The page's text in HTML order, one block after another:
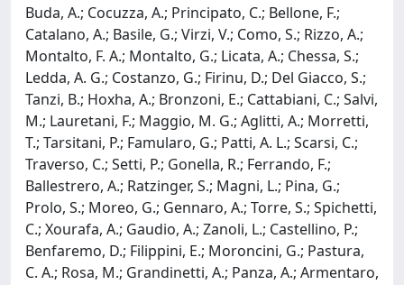
Buda, A.; Cocuzza, A.; Principato, C.; Bellone, F.;
Catalano, A.; Basile, G.; Virzi, V.; Como, S.; Rizzo, A.;
Montalto, F. A.; Montalto, G.; Licata, A.; Chessa, S.;
Ledda, A. G.; Costanzo, G.; Firinu, D.; Del Giacco, S.;
Tanzi, B.; Hoxha, A.; Bronzoni, E.; Cattabiani, C.; Salvi,
M.; Lauretani, F.; Maggio, M. G.; Aglitti, A.; Morretti,
T.; Tarsitani, P.; Famularo, G.; Patti, A. L.; Scarsi, C.;
Traverso, C.; Setti, P.; Gonella, R.; Ferrando, F.;
Ballestrero, A.; Ratzinger, S.; Magni, L.; Pina, G.;
Prolo, S.; Moreo, G.; Gennaro, A.; Torre, S.; Spichetti,
C.; Xourafa, A.; Gaudio, A.; Zanoli, L.; Castellino, P.;
Benfaremo, D.; Filippini, E.; Moroncini, G.; Pastura,
C. A.; Rosa, M.; Grandinetti, A.; Panza, A.; Armentaro,